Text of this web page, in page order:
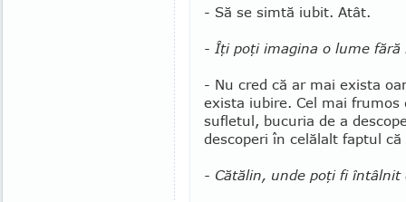
- Să se simtă iubit. Atât.
- Îţi poţi imagina o lume fără
- Nu cred că ar mai exista
exista iubire. Cel mai
sufletul, bucuria de a
descoperi în celălalt faptul
- Cătălin, unde poţi fi întâlnit